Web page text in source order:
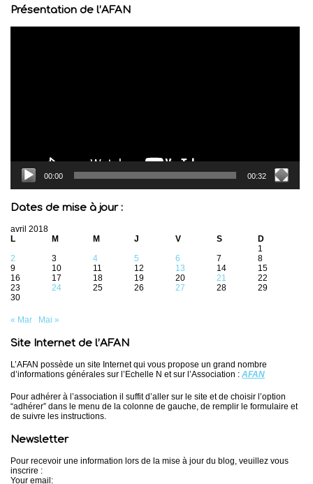
Présentation de l’AFAN
00:00 00:32
Dates de mise à jour :
avril 2018
L
M M J V S
D
1
2
3 4 5 6 7
8
9
10 11 12 13 14
15
16
17 18 19 20 21
22
23
24 25 26 27 28
29
30
« Mar Mai »
Site Internet de l’AFAN
L’AFAN possède un site Internet qui vous propose un grand nombre
d’informations générales sur l’Echelle N et sur l’Association : AFAN
Pour adhérer à l’association il suffit d’aller sur le site et de choisir l’option
“adhérer” dans le menu de la colonne de gauche, de remplir le formulaire et
de suivre les instructions.
Newsletter
Pour recevoir une information lors de la mise à jour du blog, veuillez vous
inscrire :
Your email: